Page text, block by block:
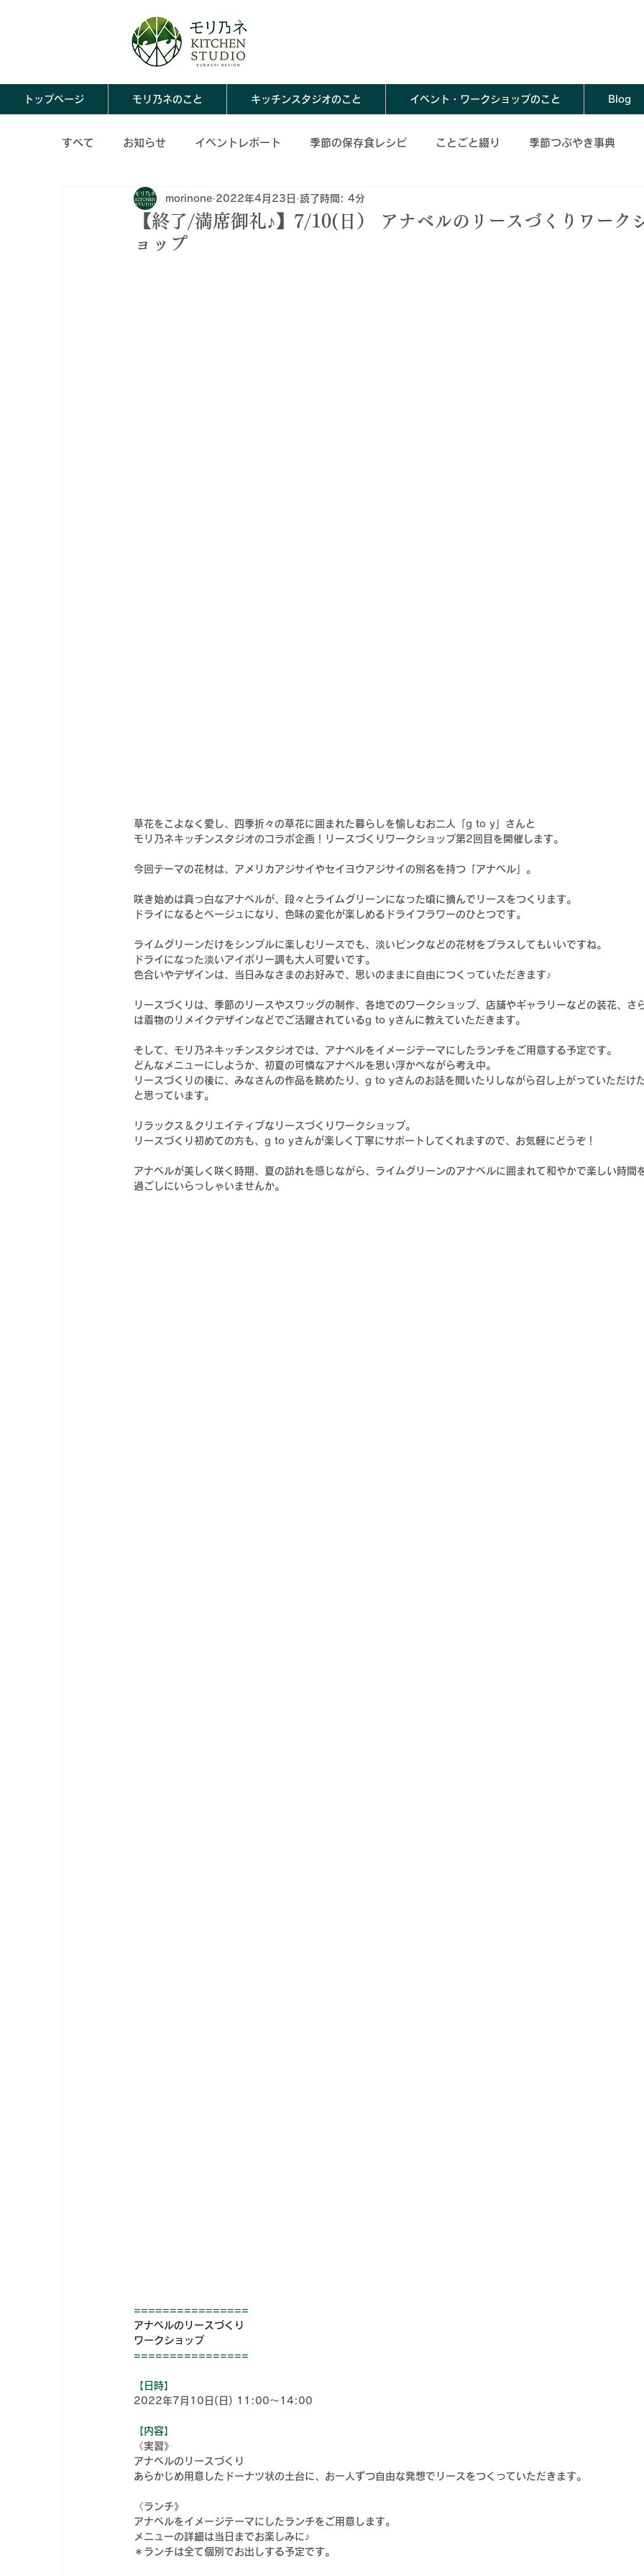
トップページ モリ乃ネのこと キッチンスタジオのこと イベント・ワークショップのこと Blog
すべて お知らせ イベントレポート 季節の保存食レシピ ことごと綴り 季節つぶやき事典
ならわし料理 モリ乃ネのこと 春の保存食レシピ
【終了/満席御礼♪】7/10(日） アナベルのリースづくりワーク
ョップ
morinone 2022年4月23日 読了時間: 4分
草花をこよなく愛し、四季折々の草花に囲まれた暮らしを愉しむお二人「g to y」さんと
モリ乃ネキッチンスタジオのコラボ企画！リースづくりワークショップ第2回目を開催します。
今回テーマの花材は、アメリカアジサイやセイヨウアジサイの別名を持つ「アナベル」。
咲き始めは真っ白なアナベルが、段々とライムグリーンになった頃に摘んでリースをつくります。
ドライになるとベージュになり、色味の変化が楽しめるドライフラワーのひとつです。
ライムグリーンだけをシンプルに楽しむリースでも、淡いピンクなどの花材をプラスしてもいいですね。
ドライになった淡いアイボリー調も大人可愛いです。
色合いやデザインは、当日みなさまのお好みで、思いのままに自由につくっていただきます♪
リースづくりは、季節のリースやスワッグの制作、各地でのワークショップ、店舗やギャラリーなどの装花、さ
は着物のリメイクデザインなどでご活躍されているg to yさんに教えていただきます。
そして、モリ乃ネキッチンスタジオでは、アナベルをイメージテーマにしたランチをご用意する予定です。
どんなメニューにしようか、初夏の可憐なアナベルを思い浮かべながら考え中。
リースづくりの後に、みなさんの作品を眺めたり、g to yさんのお話を聞いたりしながら召し上がっていただけ
と思っています。
リラックス＆クリエイティブなリースづくりワークショップ。
リースづくり初めての方も、g to yさんが楽しく丁寧にサポートしてくれますので、お気軽にどうぞ！
アナベルが美しく咲く時期、夏の訪れを感じながら、ライムグリーンのアナベルに囲まれて和やかで楽しい時間
過ごしにいらっしゃいませんか。
================
アナベルのリースづくり
ワークショップ
================
【日時】
2022年7月10日(日) 11:00～14:00
【内容】
《実習》
アナベルのリースづくり
あらかじめ用意したドーナツ状の土台に、お一人ずつ自由な発想でリースをつくっていただきます。
《ランチ》
アナベルをイメージテーマにしたランチをご用意します。
メニューの詳細は当日までお楽しみに♪
＊ランチは全て個別でお出しする予定です。